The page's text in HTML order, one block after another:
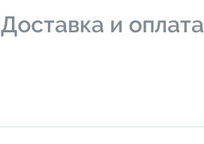
Доставка и оплата